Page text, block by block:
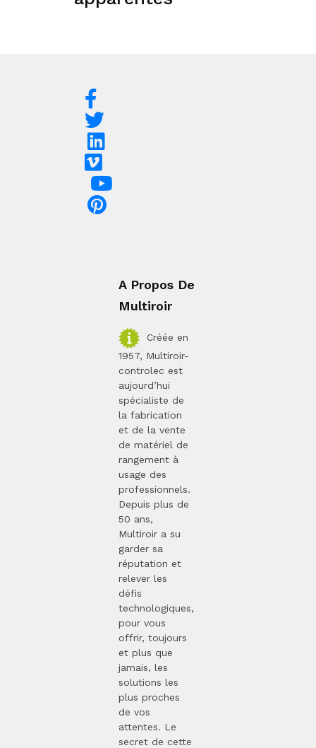
A Propos De
Multiroir
Créée en
1957, Multiroir-
controlec est
aujourd’hui
spécialiste de
la fabrication
et de la vente
de matériel de
rangement à
usage des
professionnels.
Depuis plus de
50 ans,
Multiroir a su
garder sa
réputation et
relever les
défis
technologiques,
pour vous
offrir, toujours
et plus que
jamais, les
solutions les
plus proches
de vos
attentes. Le
secret de cette